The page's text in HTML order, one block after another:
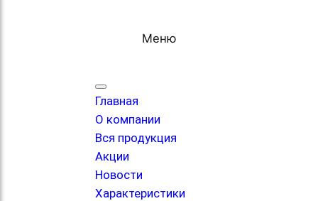
Меню
Главная
О компании
Вся продукция
Акции
Новости
Характеристики